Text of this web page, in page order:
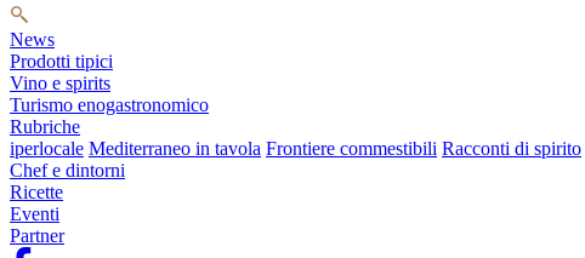
News
Prodotti tipici
Vino e spirits
Turismo enogastronomico
Rubriche
iperlocale Mediterraneo in tavola Frontiere commestibili Racconti di spirito
Chef e dintorni
Ricette
Eventi
Partner